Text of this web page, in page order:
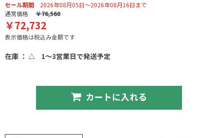
セール期間 2026年08月05日～2026年08月16日まで
通常価格 ￥76,560
￥72,732
表示価格は税込み金額です
在庫 ： △ 1～3営業日で発送予定
カートに入れる